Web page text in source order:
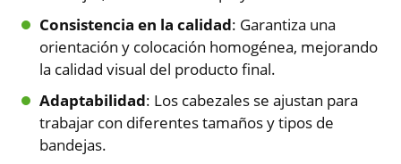
Consistencia en la calidad: Garantiza una
orientación y colocación homogénea, mejorando
la calidad visual del producto final.
Adaptabilidad: Los cabezales se ajustan para
trabajar con diferentes tamaños y tipos de
bandejas.